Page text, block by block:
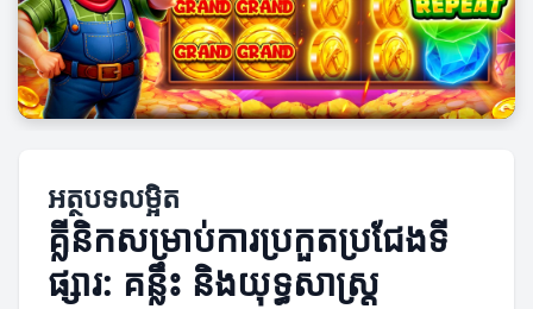
អត្ថបទលម្អិត
គ្លីនិកសម្រាប់ការប្រកួតប្រជែងទី
ផ្សារ: គន្លឹះ និងយុទ្ធសាស្ត្រ